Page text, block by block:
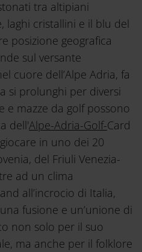
tra altipiani
laghi cristallini e il blu del
posizione geografica
sul versante
cuore dell’Alpe Adria, fa
si prolunghi per diversi
e mazze da golf possono
dell'Alpe-Adria-Golf-Card
in uno dei 20
del Friuli Venezia-
ad un clima
all’incrocio di Italia,
fusione e un’unione di
non solo per il suo
ma anche per il folklore